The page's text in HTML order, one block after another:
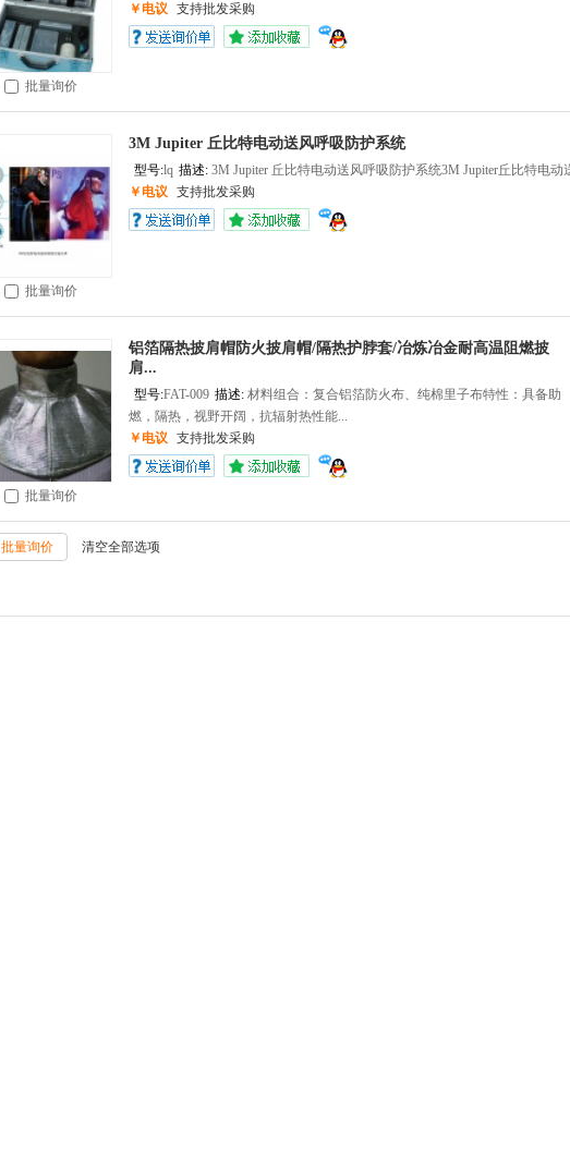
批量询价
￥电议 支持批发采购
批量询价
3M Jupiter 丘比特电动送风呼吸防护系统
型号:lq 描述: 3M Jupiter 丘比特电动送风呼吸防护系统3M Jupiter丘比特电动
￥电议 支持批发采购
批量询价
铝箔隔热披肩帽防火披肩帽/隔热护脖套/冶炼冶金耐高温阻燃披
肩...
型号:FAT-009 描述: 材料组合：复合铝箔防火布、纯棉里子布特性：具备助
燃，隔热，视野开阔，抗辐射热性能...
￥电议 支持批发采购